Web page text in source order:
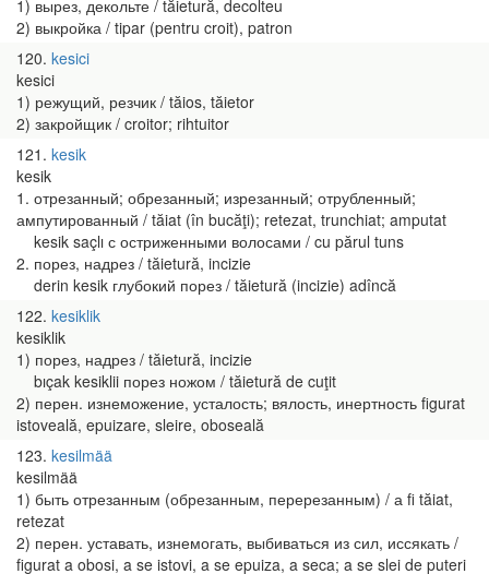
1) вырез, декольте / tăietură, decolteu
2) выкройка / tipar (pentru croit), patron
120 kesici
kesici
1) режущий, резчик / tăios, tăietor
2) закройщик / croitor; rihtuitor
121 kesik
kesik
1. отрезанный; обрезанный; изрезанный; отрубленный;
ампутированный / tăiat (în bucăţi); retezat, trunchiat; amputat
kesik saçlı с остриженными волосами / cu părul tuns
2. порез, надрез / tăietură, incizie
derin kesik глубокий порез / tăietură (incizie) adîncă
122 kesiklik
kesiklik
1) порез, надрез / tăietură, incizie
bıçak kesiklii порез ножом / tăietură de cuţit
2) перен. изнеможение, усталость; вялость, инертность figurat
istoveală, epuizare, sleire, oboseală
123 kesilmää
kesilmää
1) быть отрезанным (обрезанным, перерезанным) / а fi tăiat,
retezat
2) перен. уставать, изнемогать, выбиваться из сил, иссякать /
figurat a obosi, a se istovi, a se epuiza, a seca; a se slei de puteri